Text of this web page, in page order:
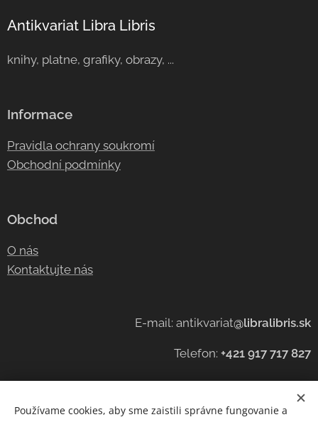
Antikvariat Libra Libris
knihy, platne, grafiky, obrazy, ...
Informace
Pravidla ochrany soukromí
Obchodní podmínky
Obchod
O nás
Kontaktujte nás
E-mail: antikvariat@libralibris.sk
Telefon: +421 917 717 827
Cookies
Používame cookies, aby sme zaistili správne fungovanie a